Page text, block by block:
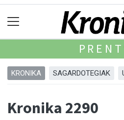
KRONIKA SAGARDOTEGIAK
Kronika 2290